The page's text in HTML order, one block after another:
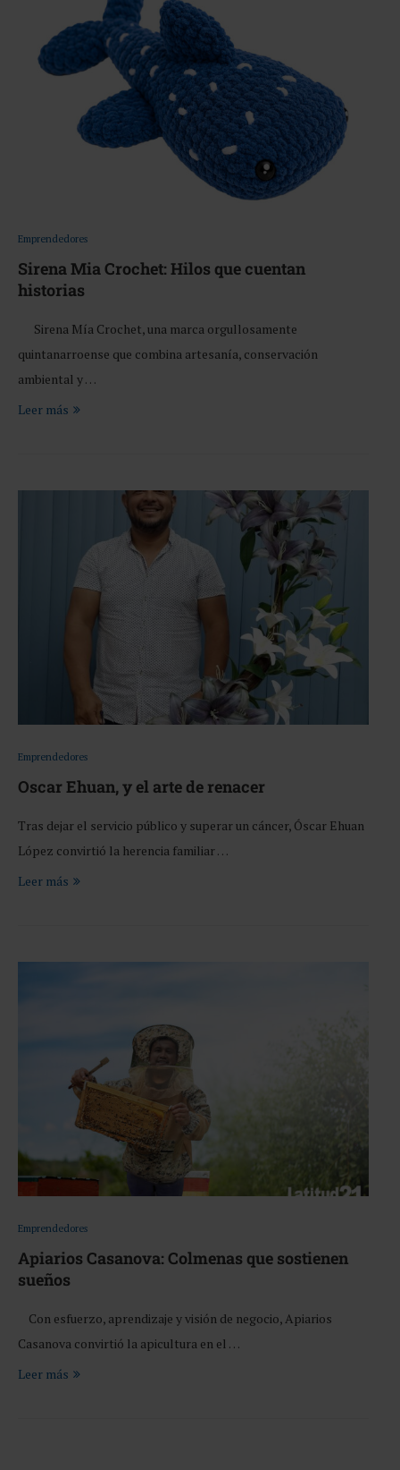
Emprendedores
Sirena Mia Crochet: Hilos que cuentan
historias
Sirena Mía Crochet, una marca orgullosamente
quintanarroense que combina artesanía, conservación
ambiental y …
Leer más
Emprendedores
Oscar Ehuan, y el arte de renacer
Tras dejar el servicio público y superar un cáncer, Óscar Ehuan
López convirtió la herencia familiar …
Leer más
Emprendedores
Apiarios Casanova: Colmenas que sostienen
sueños
Con esfuerzo, aprendizaje y visión de negocio, Apiarios
Casanova convirtió la apicultura en el …
Leer más